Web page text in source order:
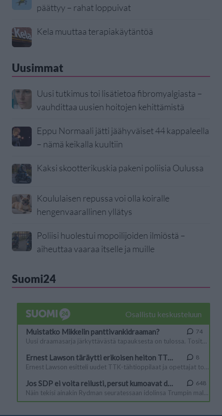
päättyy – rahat loppuivat
Kela muuttaa terapiakäytäntöä
Uusimmat
Uusi tutkimus toi lisätietoa fibromyalgiasta –
vauhdittaa uusien hoitojen kehittämistä
Eppu Normaali jätti jäähyväiset 44 kappaleella
– nämä keikalla kuultiin
Kaksi skootterikuskia pakeni poliisia Oulussa
Koululaisen repussa voi olla koiralle
hengenvaarallinen yllätys
Poliisi huolestui mopoilijoiden ilmiöstä –
aiheuttaa vaaraa itselle ja muille
Suomi24